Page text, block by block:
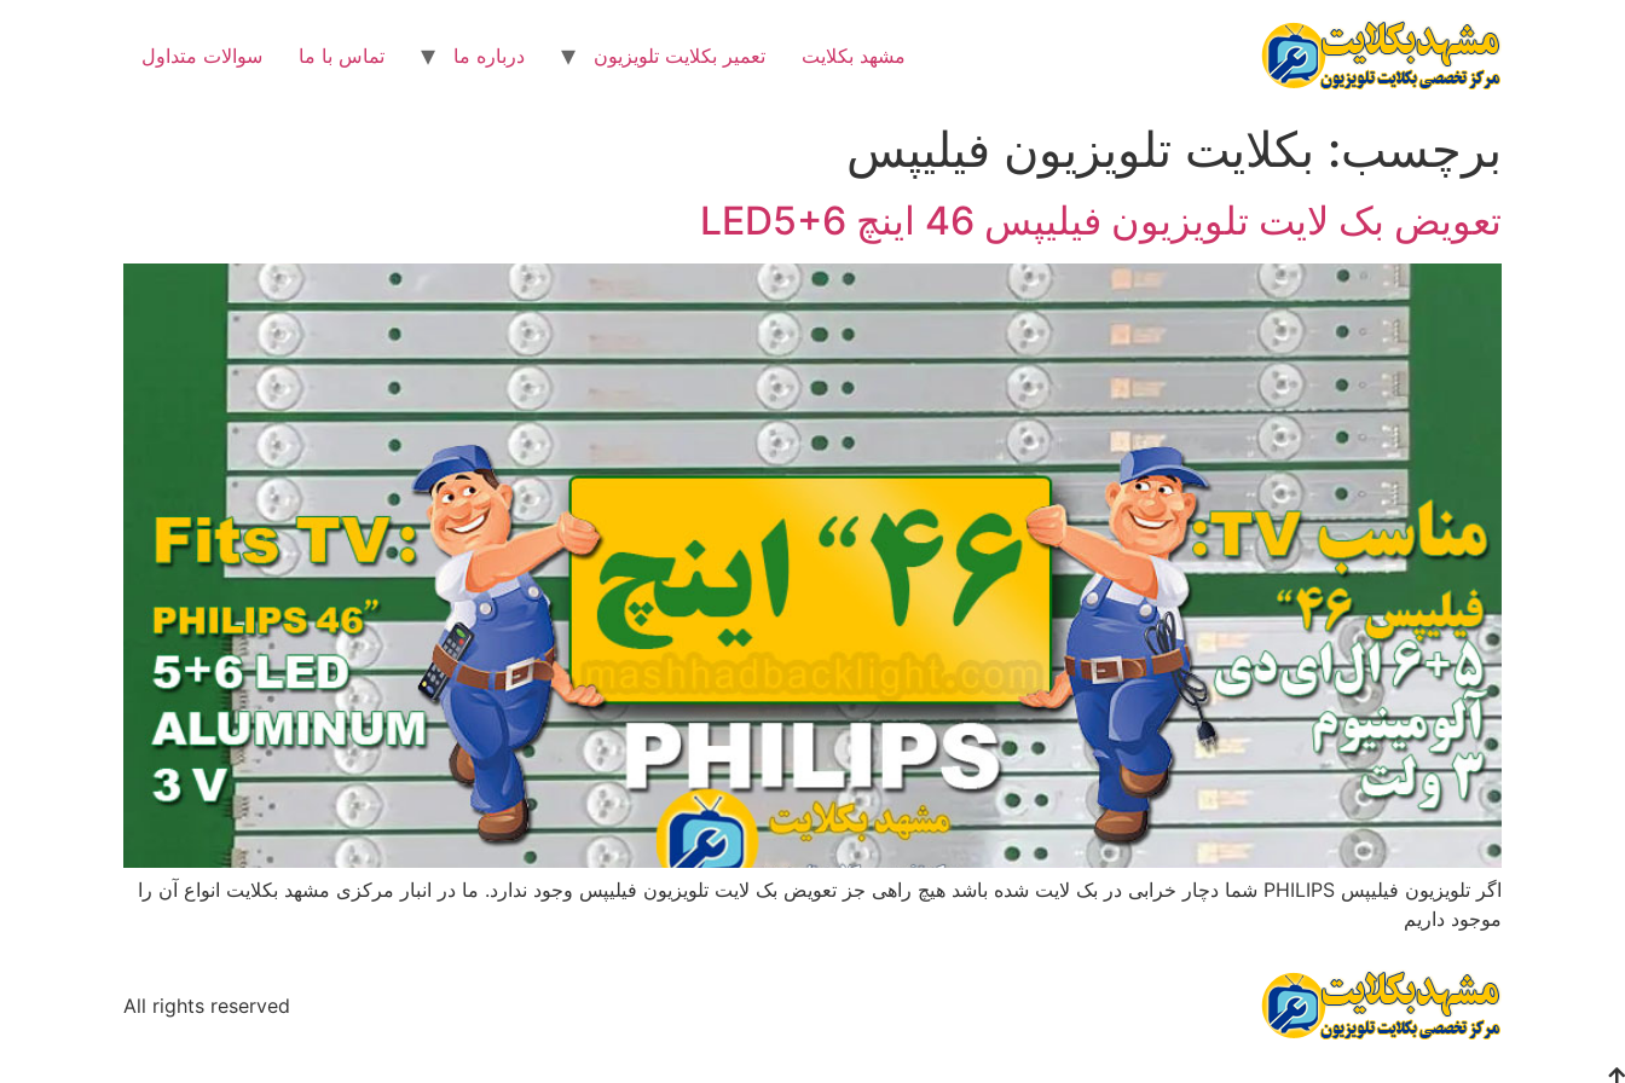
مشهد بکلایت تعمیر بکلایت تلویزیون درباره ما تماس با ما سوالات متداول
برچسب: بکلایت تلویزیون فیلیپس
تعویض بک لایت تلویزیون فیلیپس 46 اینچ LED5+6
اگر تلویزیون فیلیپس PHILIPS شما دچار خرابی در بک لایت شده باشد هیچ راهی جز تعویض بک لایت تلویزیون فیلیپس وجود ندارد. ما در انبار مرکزی مشهد بکلایت انواع آن را
موجود داریم
All rights reserved